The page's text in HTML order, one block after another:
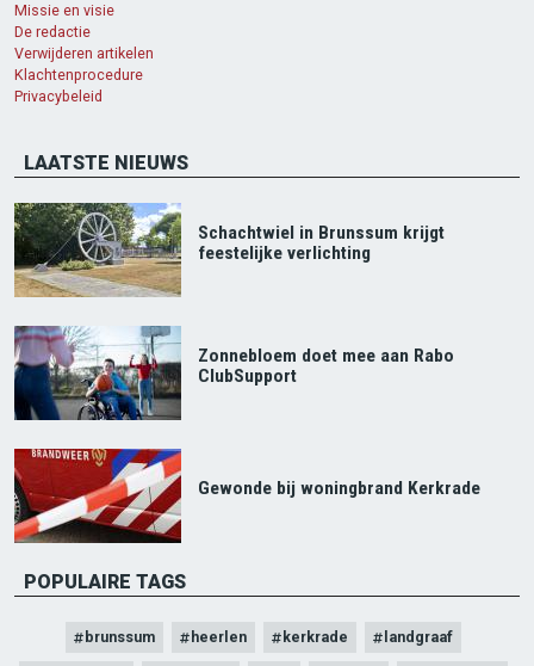
Missie en visie
De redactie
Verwijderen artikelen
Klachtenprocedure
Privacybeleid
LAATSTE NIEUWS
Schachtwiel in Brunssum krijgt
feestelijke verlichting
Zonnebloem doet mee aan Rabo
ClubSupport
Gewonde bij woningbrand Kerkrade
POPULAIRE TAGS
brunssum heerlen kerkrade landgraaf